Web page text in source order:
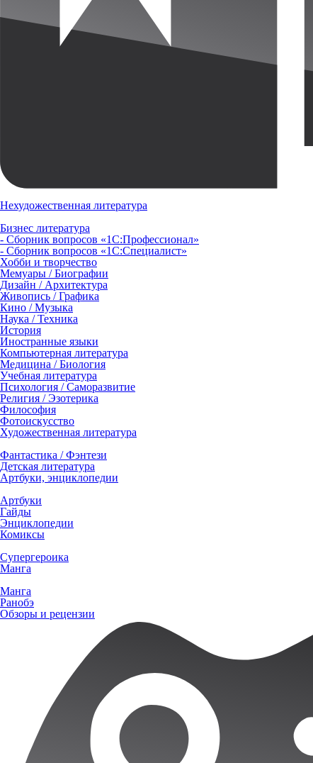
Нехудожественная литература
Бизнес литература
- Сборник вопросов «1С:Профессионал»
- Сборник вопросов «1С:Специалист»
Хобби и творчество
Мемуары / Биографии
Дизайн / Архитектура
Живопись / Графика
Кино / Музыка
Наука / Техника
История
Иностранные языки
Компьютерная литература
Медицина / Биология
Учебная литература
Психология / Саморазвитие
Религия / Эзотерика
Философия
Фотоискусство
Художественная литература
Фантастика / Фэнтези
Детская литература
Артбуки, энциклопедии
Артбуки
Гайды
Энциклопедии
Комиксы
Супергероика
Манга
Манга
Ранобэ
Обзоры и рецензии